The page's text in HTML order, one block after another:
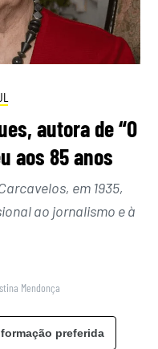
autora de “O
aos 85 anos
em 1935,
ao jornalismo e à
Mendonça
preferida